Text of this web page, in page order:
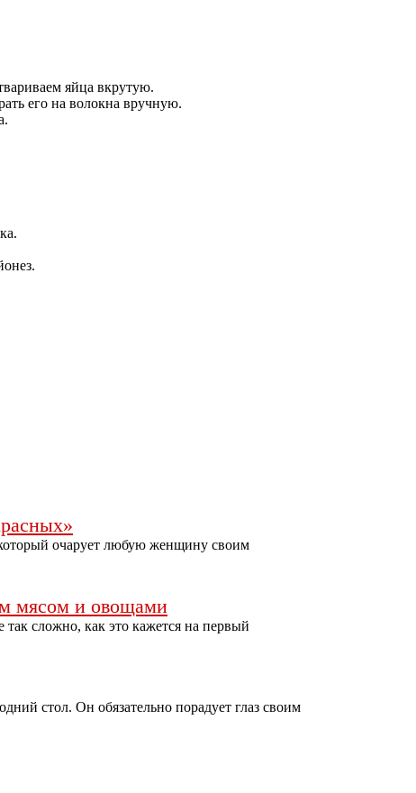
яйца вкрутую.
его на волокна вручную.
очарует любую женщину своим
мясом и овощами
сложно, как это кажется на первый
стол. Он обязательно порадует глаз своим